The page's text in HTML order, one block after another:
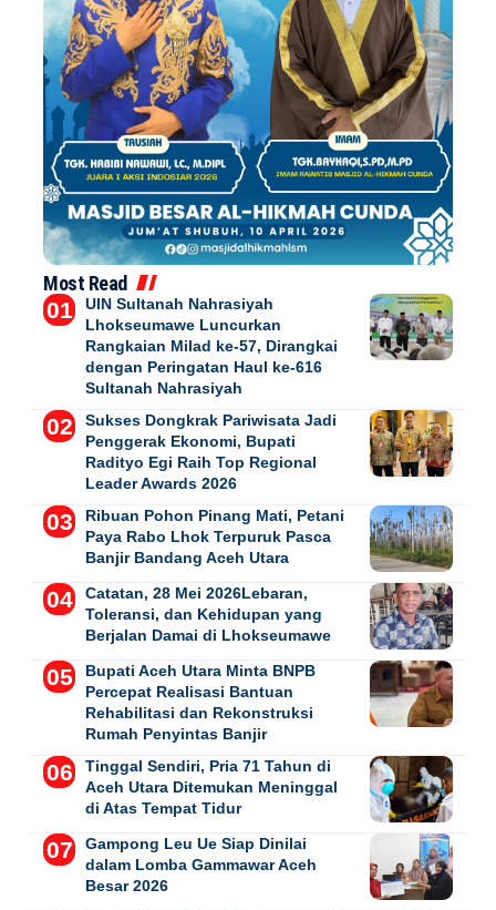
Most Read
UIN Sultanah Nahrasiyah
Lhokseumawe Luncurkan
Rangkaian Milad ke-57, Dirangkai
dengan Peringatan Haul ke-616
Sultanah Nahrasiyah
Sukses Dongkrak Pariwisata Jadi
Penggerak Ekonomi, Bupati
Radityo Egi Raih Top Regional
Leader Awards 2026
Ribuan Pohon Pinang Mati, Petani
Paya Rabo Lhok Terpuruk Pasca
Banjir Bandang Aceh Utara
Catatan, 28 Mei 2026Lebaran,
Toleransi, dan Kehidupan yang
Berjalan Damai di Lhokseumawe
Bupati Aceh Utara Minta BNPB
Percepat Realisasi Bantuan
Rehabilitasi dan Rekonstruksi
Rumah Penyintas Banjir
Tinggal Sendiri, Pria 71 Tahun di
Aceh Utara Ditemukan Meninggal
di Atas Tempat Tidur
Gampong Leu Ue Siap Dinilai
dalam Lomba Gammawar Aceh
Besar 2026